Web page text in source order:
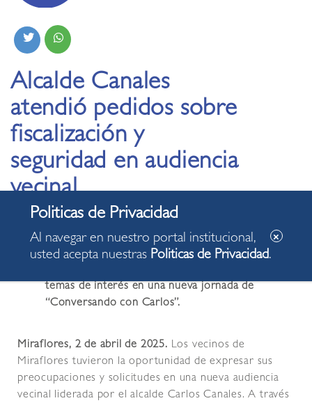
Alcalde Canales
atendió pedidos sobre
fiscalización y
seguridad en audiencia
vecinal
02.04.2025
temas de interés en una nueva jornada de
“Conversando con Carlos”.
Miraflores, 2 de abril de 2025. Los vecinos de
Miraflores tuvieron la oportunidad de expresar sus
preocupaciones y solicitudes en una nueva audiencia
vecinal liderada por el alcalde Carlos Canales. A través
Al navegar en nuestro portal institucional,
usted acepta nuestras Politicas de Privacidad.